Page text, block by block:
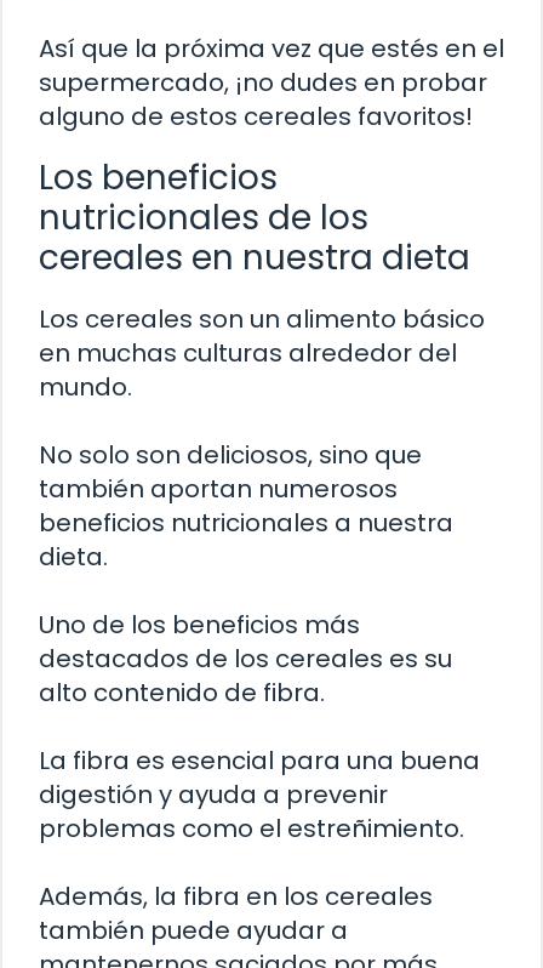
Así que la próxima vez que estés en el
supermercado, ¡no dudes en probar
alguno de estos cereales favoritos!
Los beneficios
nutricionales de los
cereales en nuestra dieta
Los cereales son un alimento básico
en muchas culturas alrededor del
mundo.
No solo son deliciosos, sino que
también aportan numerosos
beneficios nutricionales a nuestra
dieta.
Uno de los beneficios más
destacados de los cereales es su
alto contenido de fibra.
La fibra es esencial para una buena
digestión y ayuda a prevenir
problemas como el estreñimiento.
Además, la fibra en los cereales
también puede ayudar a